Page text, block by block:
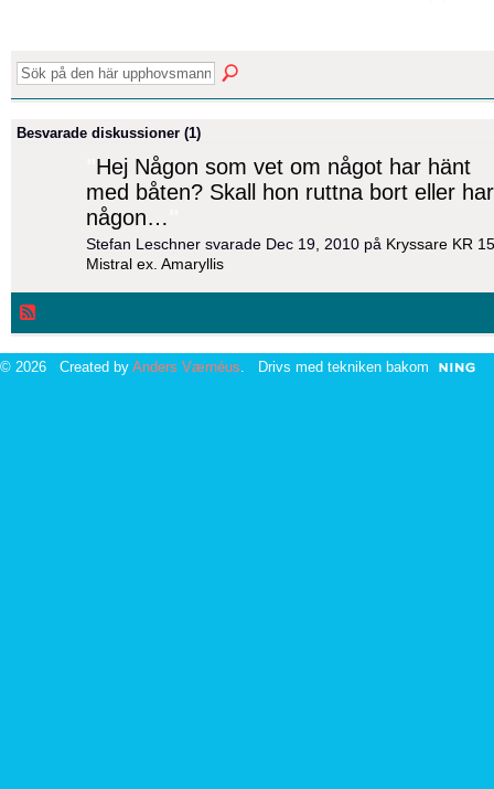
Besvarade diskussioner (1)
Hej Någon som vet om något har hänt
med båten? Skall hon ruttna bort eller har
någon…
Stefan Leschner svarade Dec 19, 2010 på Kryssare KR 15
Mistral ex. Amaryllis
© 2026 Created by Anders Værnéus . Drivs med tekniken bakom